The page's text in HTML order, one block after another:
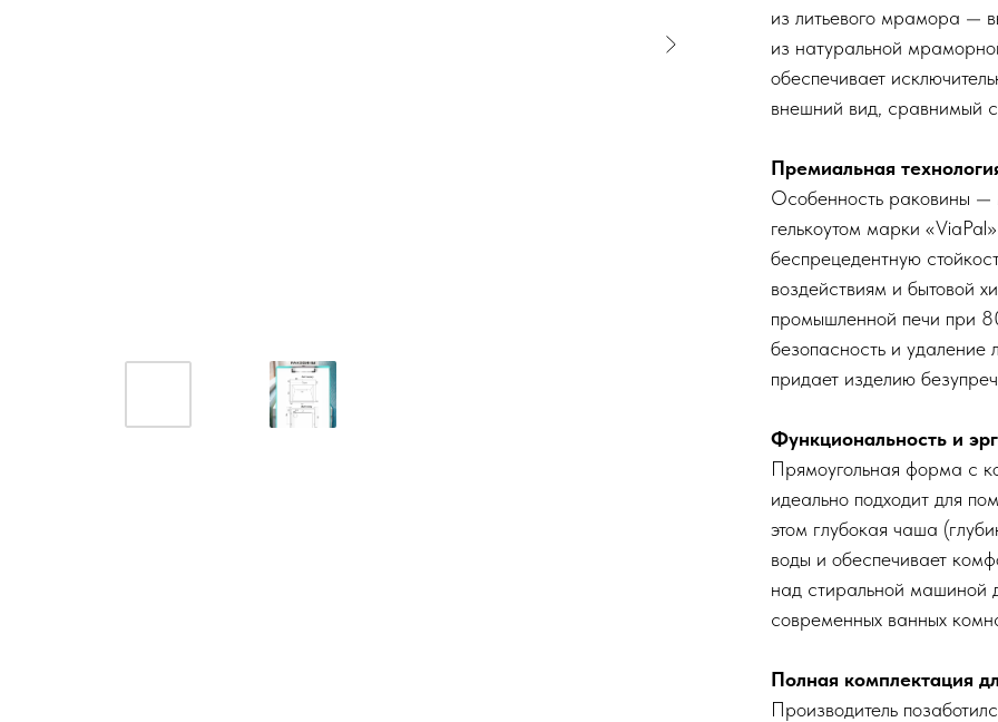
из литьевого мрамора —
из натуральной
обеспечивает
внешний вид, сравнимый
Премиальная
Особенность раковины —
гелькоутом марки
беспрецедентную
воздействиям и бытовой
промышленной печи при
безопасность и удаление
придает изделию
Функциональность и
Прямоугольная форма с
идеально подходит для
этом глубокая чаша
воды и обеспечивает
над стиральной машиной
современных ванных
Полная комплектация
Производитель